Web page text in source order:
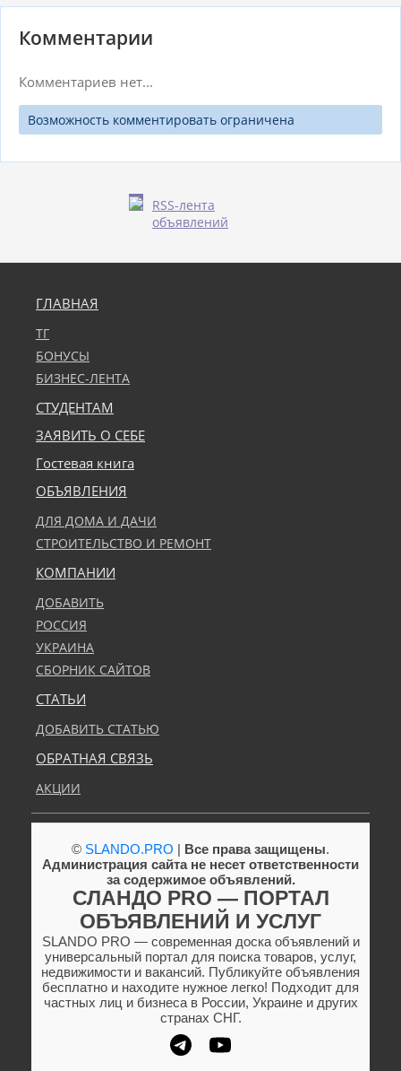
Комментарии
Комментариев нет...
Возможность комментировать ограничена
RSS-лента
объявлений
ГЛАВНАЯ
ТГ
БОНУСЫ
БИЗНЕС-ЛЕНТА
СТУДЕНТАМ
ЗАЯВИТЬ О СЕБЕ
Гостевая книга
ОБЪЯВЛЕНИЯ
ДЛЯ ДОМА И ДАЧИ
СТРОИТЕЛЬСТВО И РЕМОНТ
КОМПАНИИ
ДОБАВИТЬ
РОССИЯ
УКРАИНА
СБОРНИК САЙТОВ
СТАТЬИ
ДОБАВИТЬ СТАТЬЮ
ОБРАТНАЯ СВЯЗЬ
АКЦИИ
© SLANDO.PRO | Все права защищены.
Администрация сайта не несет ответственности
за содержимое объявлений.
СЛАНДО PRO — ПОРТАЛ
ОБЪЯВЛЕНИЙ И УСЛУГ
SLANDO PRO — современная доска объявлений и
универсальный портал для поиска товаров, услуг,
недвижимости и вакансий. Публикуйте объявления
бесплатно и находите нужное легко! Подходит для
частных лиц и бизнеса в России, Украине и других
странах СНГ.